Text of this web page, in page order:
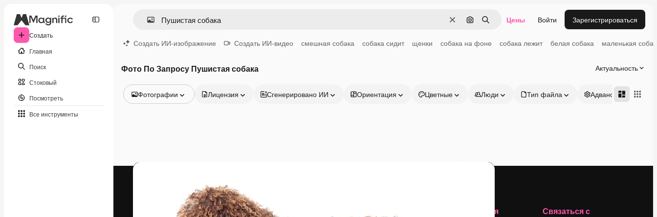
Создать
Главная
Поиск
Стоковый
Посмотреть
Все инструменты
ОчиститьПоиск по изображению
Поиск Цены Войти Зарегистрироваться
Создать ИИ-изображение Создать ИИ-видео смешная собака собака сидит щенки собака на фоне собака лежит белая собака маленькая
Фото По Запросу Пушистая собака Актуальность
Фотографии
Видео
Лицензия Сгенерировано ИИ Ориентация Цветные Люди Тип файла Адвансд
Компания
Связаться с